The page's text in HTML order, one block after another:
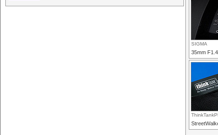
SIGMA
35mm